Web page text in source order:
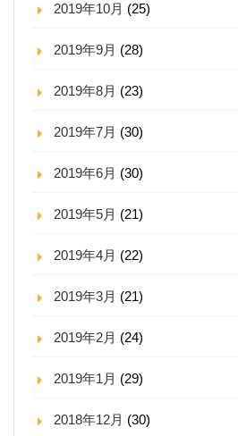
2019年10月 (25)
2019年9月 (28)
2019年8月 (23)
2019年7月 (30)
2019年6月 (30)
2019年5月 (21)
2019年4月 (22)
2019年3月 (21)
2019年2月 (24)
2019年1月 (29)
2018年12月 (30)